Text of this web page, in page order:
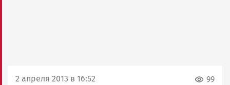
2 апреля 2013 в 16:52
99